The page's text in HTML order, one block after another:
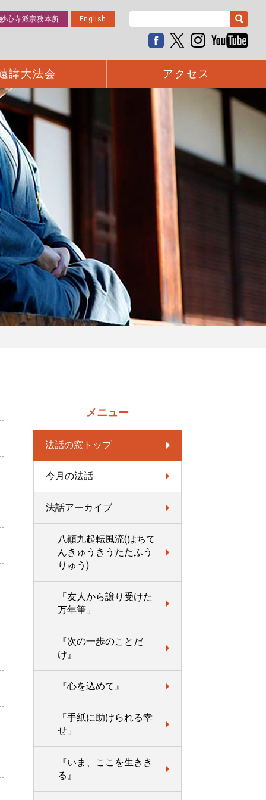
心寺派宗務本所 English
諱大法会 アクセス
メニュー
法話の窓トップ
今月の法話
法話アーカイブ
八顚九起転風流(はちて
んきゅうきうたたふう
りゅう)
「友人から譲り受けた
万年筆」
『次の一歩のことだ
け』
『心を込めて』
「手紙に助けられる幸
せ」
『いま、ここを生きき
る』